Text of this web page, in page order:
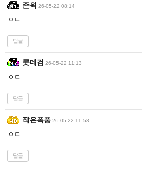
존윅 26-05-22 08:14
ㅇㄷ
답글
롯데검 26-05-22 11:13
ㅇㄷ
답글
작은폭풍 26-05-22 11:58
ㅇㄷ
답글